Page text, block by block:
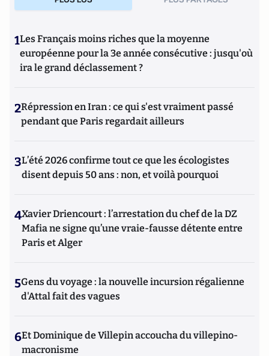
1Les Français moins riches que la moyenne
européenne pour la 3e année consécutive : jusqu'où
ira le grand déclassement ?
2Répression en Iran : ce qui s'est vraiment passé
pendant que Paris regardait ailleurs
3L’été 2026 confirme tout ce que les écologistes
disent depuis 50 ans : non, et voilà pourquoi
4Xavier Driencourt : l’arrestation du chef de la DZ
Mafia ne signe qu’une vraie-fausse détente entre
Paris et Alger
5Gens du voyage : la nouvelle incursion régalienne
d'Attal fait des vagues
6Et Dominique de Villepin accoucha du villepino-
macronisme